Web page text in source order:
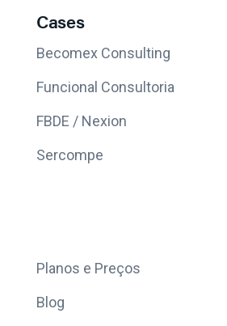
Cases
Becomex Consulting
Funcional Consultoria
FBDE / Nexion
Sercompe
Planos e Preços
Blog